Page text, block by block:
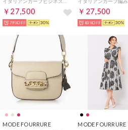
￥27,500
79%OFF 30%
￥27,500
83%OFF 30%
MODE FOURRURE MODE FOURRURE